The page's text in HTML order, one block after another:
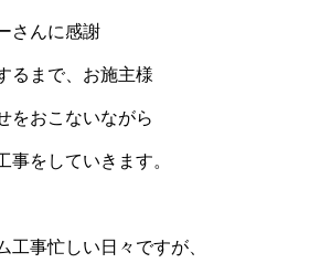
さんに感謝
るまで、お施主様
をおこないながら
事をしていきます。
工事忙しい日々ですが、